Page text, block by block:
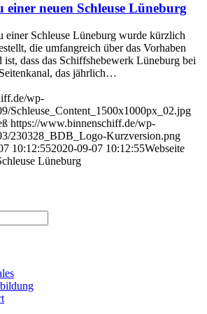
einer neuen Schleuse Lüneburg
einer Schleuse Lüneburg wurde kürzlich
die umfangreich über das Vorhaben
dass das Schiffshebewerk Lüneburg bei
das jährlich…
wp-
Schleuse_Content_1500x1000px_02.jpg
https://www.binnenschiff.de/wp-
230328_BDB_Logo-Kurzversion.png
10:12:552020-09-07 10:12:55Webseite
Lüneburg